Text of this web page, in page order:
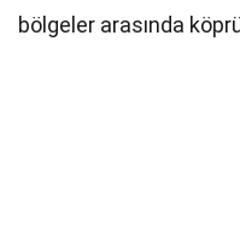
bölgeler arasında